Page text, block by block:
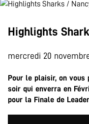
Highlights
mercredi 20
Pour le plaisir, on vous
soir qui enverra en
pour la Finale de